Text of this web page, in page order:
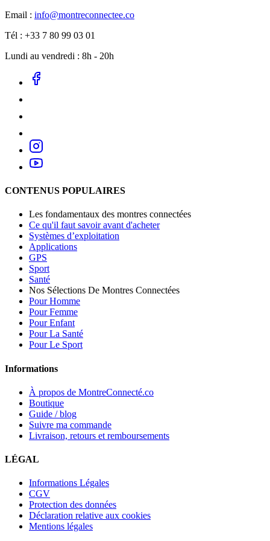
Email : info@montreconnectee.co
Tél : +33 7 80 99 03 01
Lundi au vendredi : 8h - 20h
CONTENUS POPULAIRES
Les fondamentaux des montres connectées
Ce qu'il faut savoir avant d'acheter
Systèmes d’exploitation
Applications
GPS
Sport
Santé
Nos Sélections De Montres Connectées
Pour Homme
Pour Femme
Pour Enfant
Pour La Santé
Pour Le Sport
Informations
À propos de MontreConnecté.co
Boutique
Guide / blog
Suivre ma commande
Livraison, retours et remboursements
LÉGAL
Informations Légales
CGV
Protection des données
Déclaration relative aux cookies
Mentions légales